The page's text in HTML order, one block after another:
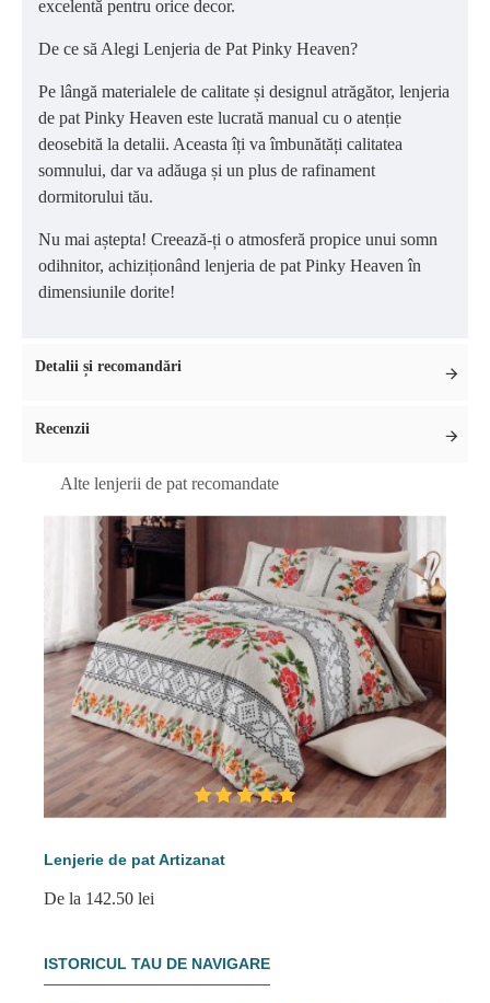
excelentă pentru orice decor.
De ce să Alegi Lenjeria de Pat Pinky Heaven?
Pe lângă materialele de calitate și designul atrăgător, lenjeria
de pat Pinky Heaven este lucrată manual cu o atenție
deosebită la detalii. Aceasta îți va îmbunătăți calitatea
somnului, dar va adăuga și un plus de rafinament
dormitorului tău.
Nu mai aștepta! Creează-ți o atmosferă propice unui somn
odihnitor, achiziționând lenjeria de pat Pinky Heaven în
dimensiunile dorite!
Detalii și recomandări
Recenzii
Alte lenjerii de pat recomandate
Lenjerie de pat Artizanat
De la 142.50 lei
ISTORICUL TAU DE NAVIGARE